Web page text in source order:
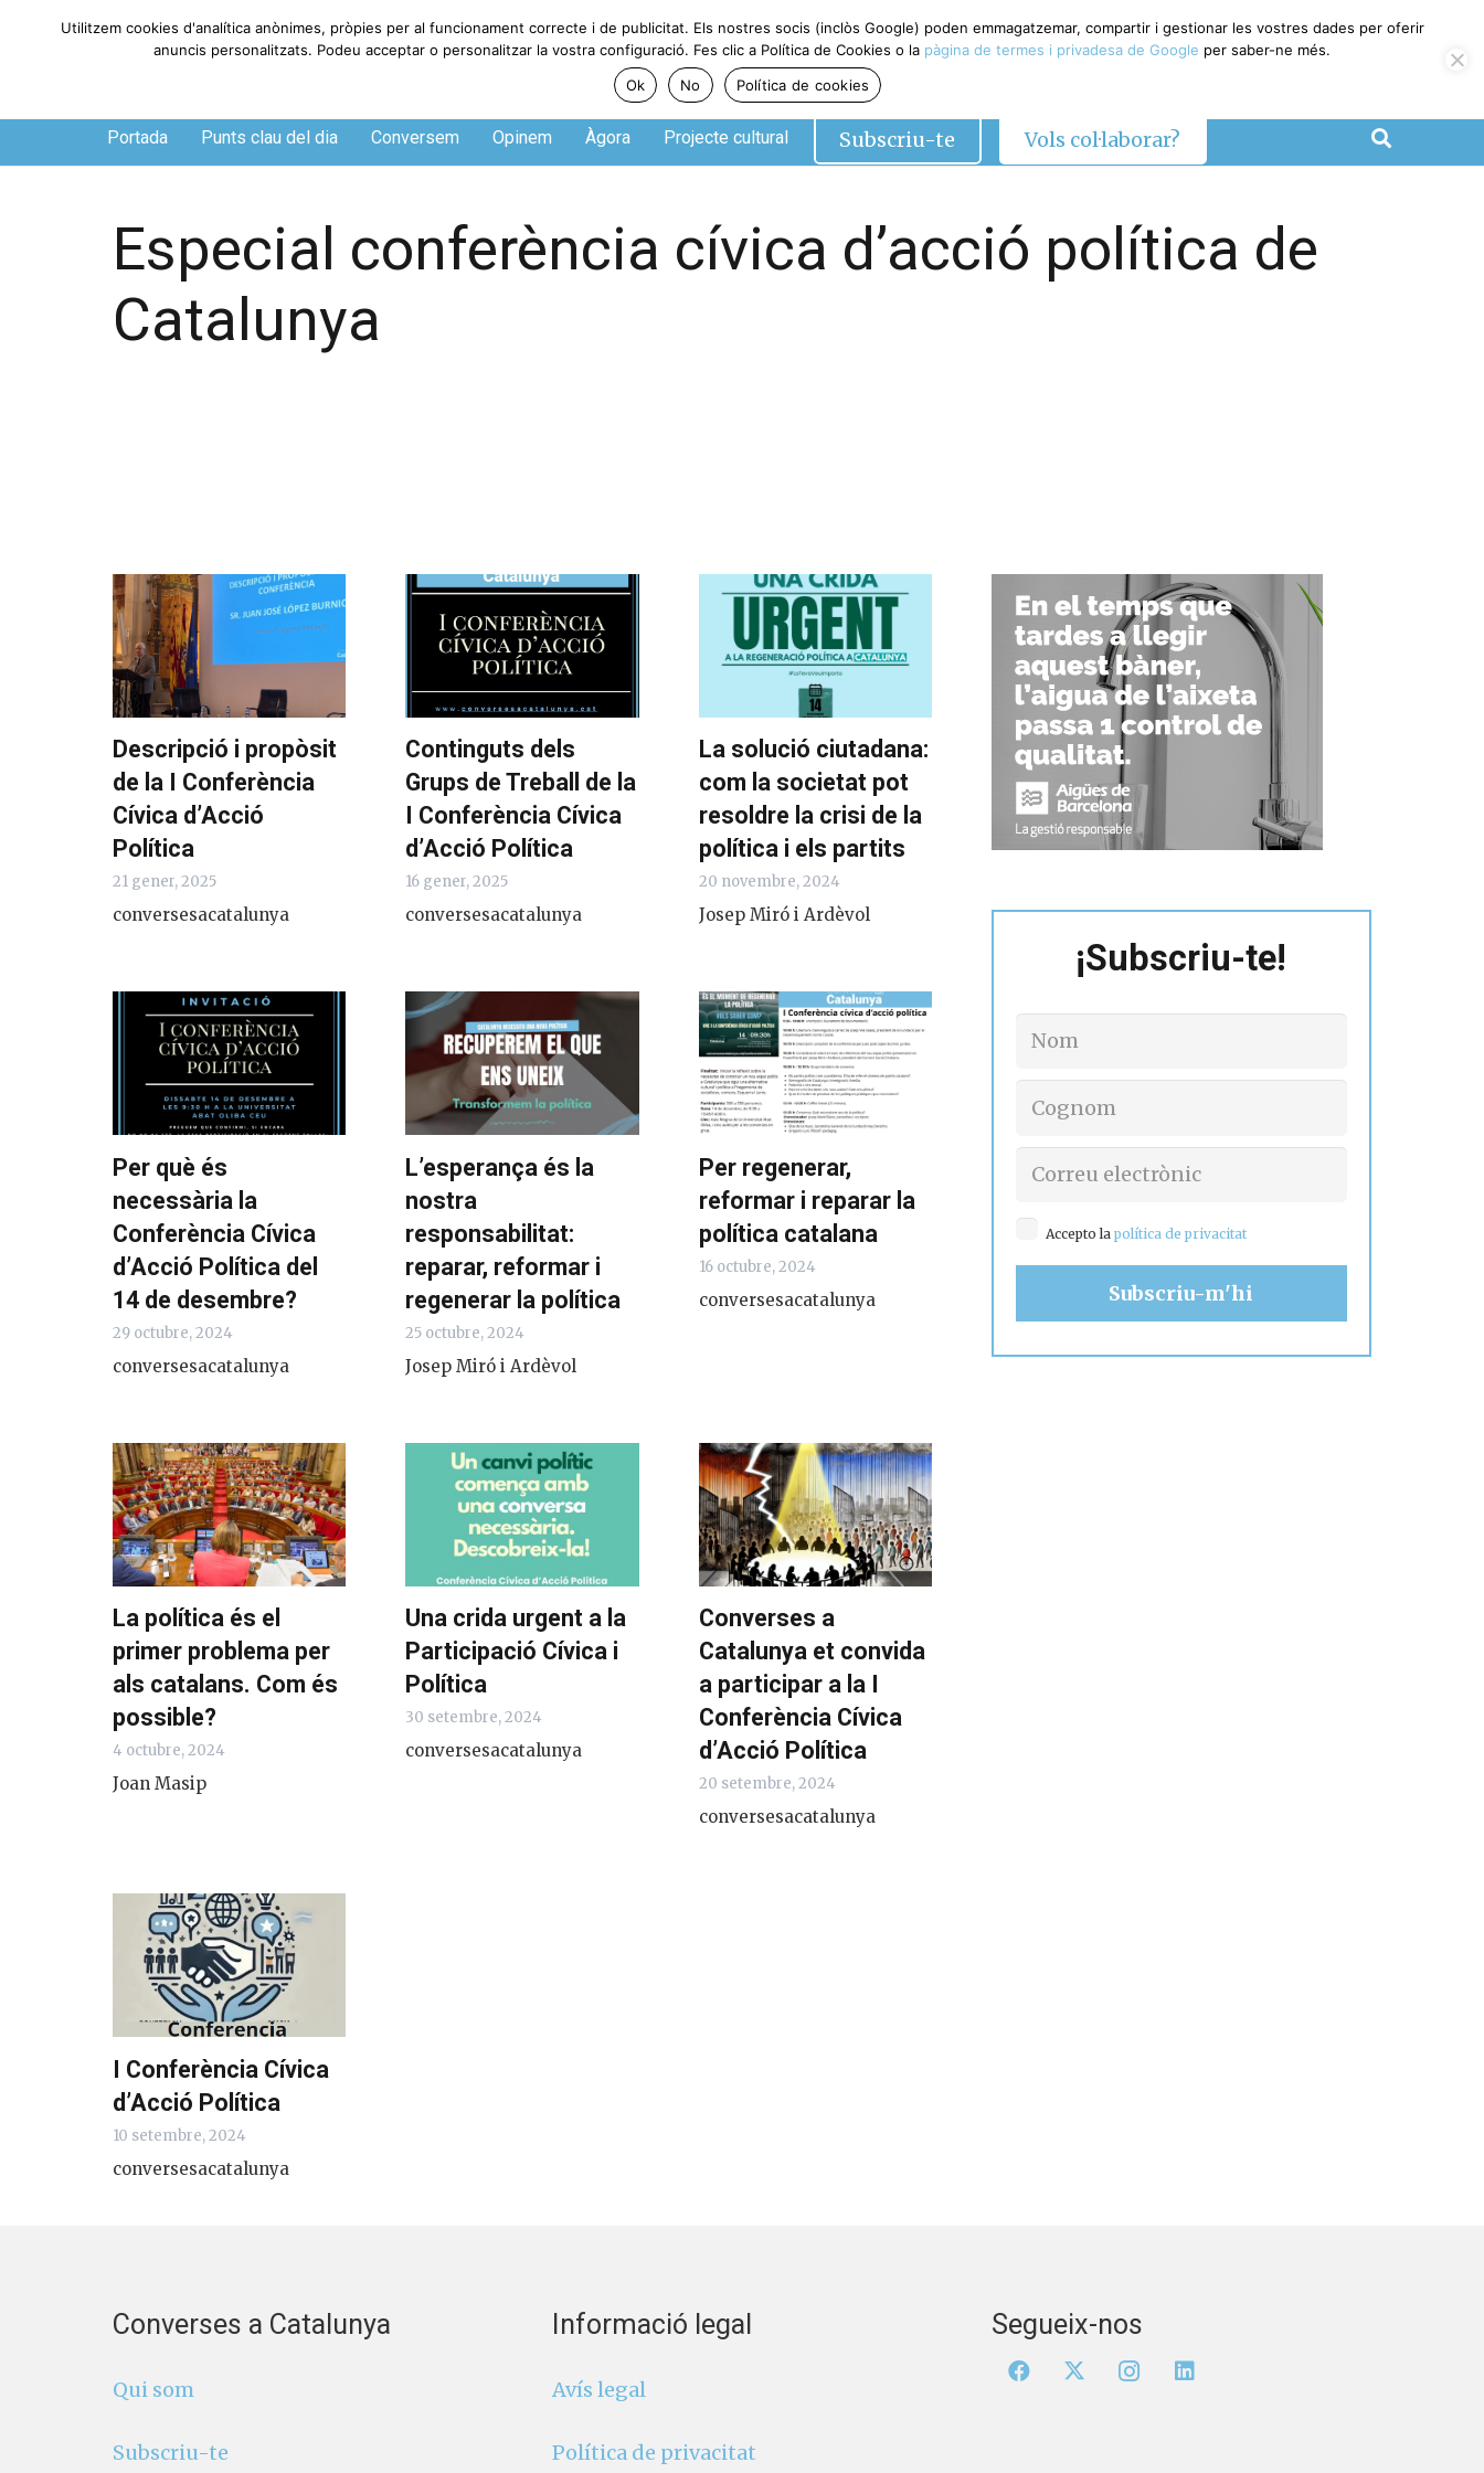
Diumenge, 9 de agosto de 2026
Portada Punts clau del dia Conversem Opinem Àgora Projecte cultural Subscriu-te Vols col·laborar?
Especial conferència cívica d’acció política de
Catalunya
Descripció i propòsit
de la I Conferència
Cívica d’Acció
Política
21 gener, 2025
conversesacatalunya
Continguts dels
Grups de Treball de la
I Conferència Cívica
d’Acció Política
16 gener, 2025
conversesacatalunya
La solució ciutadana:
com la societat pot
resoldre la crisi de la
política i els partits
20 novembre, 2024
Josep Miró i Ardèvol
Per què és
necessària la
Conferència Cívica
d’Acció Política del
14 de desembre?
29 octubre, 2024
conversesacatalunya
L’esperança és la
nostra
responsabilitat:
reparar, reformar i
regenerar la política
25 octubre, 2024
Josep Miró i Ardèvol
Per regenerar,
reformar i reparar la
política catalana
16 octubre, 2024
conversesacatalunya
La política és el
primer problema per
als catalans. Com és
possible?
4 octubre, 2024
Joan Masip
Una crida urgent a la
Participació Cívica i
Política
30 setembre, 2024
conversesacatalunya
Converses a
Catalunya et convida
a participar a la I
Conferència Cívica
d’Acció Política
20 setembre, 2024
conversesacatalunya
I Conferència Cívica
d’Acció Política
10 setembre, 2024
conversesacatalunya
¡Subscriu-te!
Accepto la política de privacitat
Converses a Catalunya
Qui som
Subscriu-te
Informació legal
Avís legal
Política de privacitat
Segueix-nos
Utilitzem cookies d'analítica anònimes, pròpies per al funcionament correcte i de publicitat. Els nostres socis (inclòs Google) poden emmagatzemar, compartir i gestionar les vostres dades per oferir
anuncis personalitzats. Podeu acceptar o personalitzar la vostra configuració. Fes clic a Política de Cookies o la pàgina de termes i privadesa de Google per saber-ne més.
Ok
No Política de cookies